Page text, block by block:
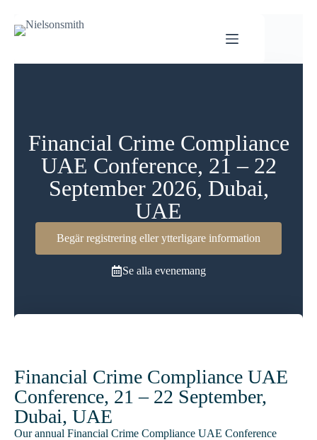
Financial Crime Compliance
UAE Conference, 21 – 22
September 2026, Dubai,
UAE
Begär registrering eller ytterligare information
Se alla evenemang
Financial Crime Compliance UAE
Conference, 21 – 22 September,
Dubai, UAE
Our annual Financial Crime Compliance UAE Conference